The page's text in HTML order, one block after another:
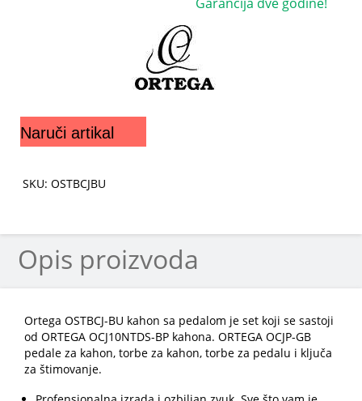
Garancija dve godine!
Naruči artikal
SKU: OSTBCJBU
Opis proizvoda
Ortega OSTBCJ-BU kahon sa pedalom je set koji se sastoji
od ORTEGA OCJ10NTDS-BP kahona. ORTEGA OCJP-GB
pedale za kahon, torbe za kahon, torbe za pedalu i ključa
za štimovanje.